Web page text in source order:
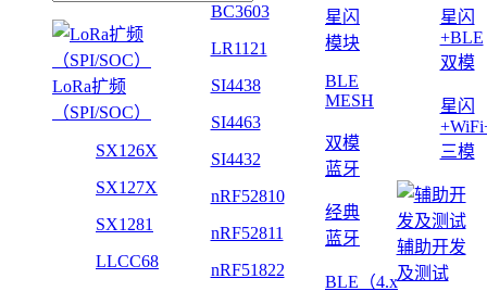
LoRa扩频
（SPI/SOC）
SX126X
SX127X
SX1281
LLCC68
BC3603
LR1121
SI4438
SI4463
SI4432
nRF52810
nRF52811
nRF51822
星闪
模块
BLE
MESH
双模
蓝牙
经典
蓝牙
BLE（4.x
星闪
+BLE
双模
星闪
三模
辅助开发
及测试